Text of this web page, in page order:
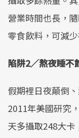
營業時間也長，
零食飲料，可減
陷阱2／熬夜睡不
假期裡日夜顛倒
2011年美國研究
天多攝取248大卡